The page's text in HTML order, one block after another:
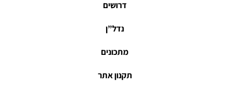
דרושים
נדל”ן
מתכונים
תקנון אתר